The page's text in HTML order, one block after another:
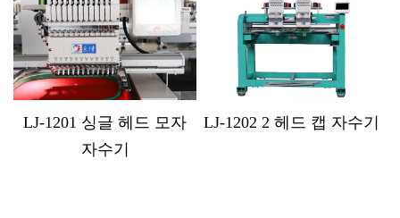
LJ-1202 2 헤드 캡 자수기
LJ-MX1212 12 헤드 전산